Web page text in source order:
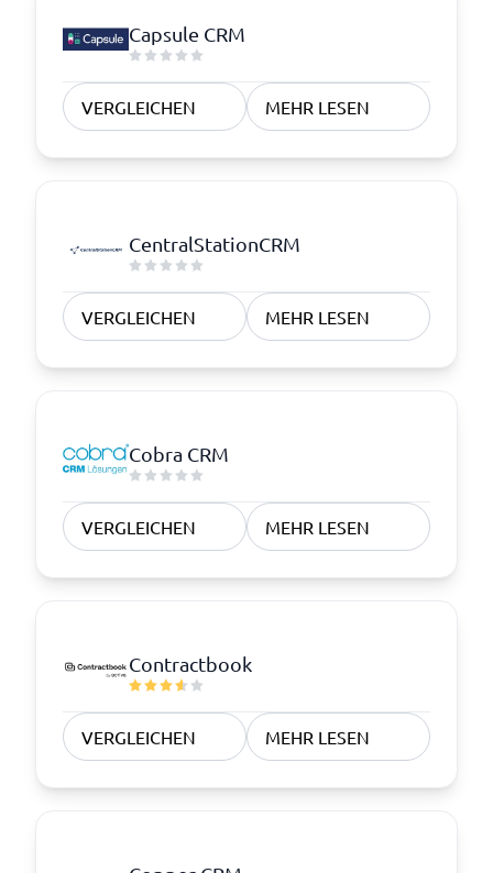
Capsule CRM
VERGLEICHEN MEHR LESEN
CentralStationCRM
VERGLEICHEN MEHR LESEN
Cobra CRM
VERGLEICHEN MEHR LESEN
Contractbook
VERGLEICHEN MEHR LESEN